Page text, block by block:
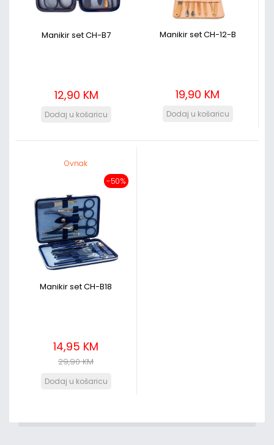
Manikir set CH-B7
12,90 KM
Manikir set CH-12-B
19,90 KM
Ovnak
-50%
Manikir set CH-B18
14,95 KM
29,90 KM